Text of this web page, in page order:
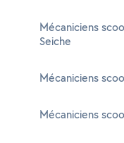
Mécaniciens
Seiche
Mécaniciens
Mécaniciens